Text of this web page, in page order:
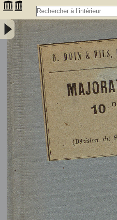
L'Astronomie, observations, théorie
Marcel Moye,... - Moye, Marcel